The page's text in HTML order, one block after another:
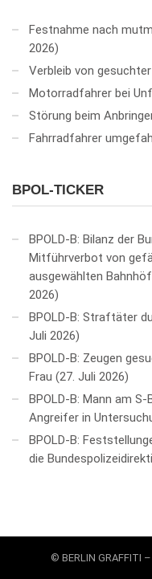
Festnahme nach
2026
Verbleib von
Motorradfahrer bei
Störung beim
Fahrradfahrer
BPOL-TICKER
BPOLD-B: Bilanz der
Mitführverbot von
ausgewählten
2026
BPOLD-B: Straftäter
Juli 2026
BPOLD-B: Zeugen
Frau
27. Juli 2026
BPOLD-B: Mann am
Angreifer in
BPOLD-B:
die
© BERLIN GRAFFITI –